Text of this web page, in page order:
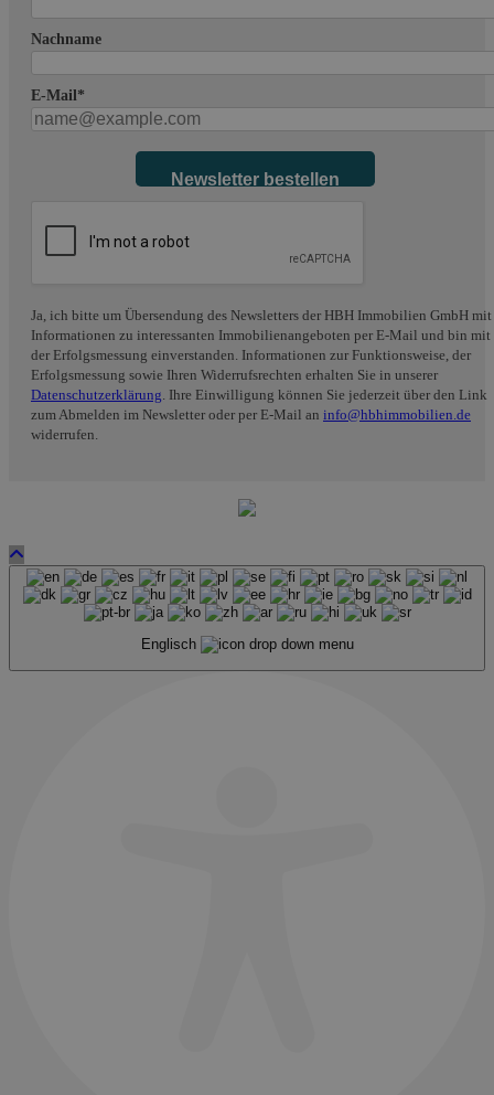
Nachname
E-Mail*
Newsletter bestellen
Ja, ich bitte um Übersendung des Newsletters der HBH Immobilien GmbH mit
Informationen zu interessanten Immobilienangeboten per E-Mail und bin mit
der Erfolgsmessung einverstanden. Informationen zur Funktionsweise, der
Erfolgsmessung sowie Ihren Widerrufsrechten erhalten Sie in unserer
Datenschutzerklärung. Ihre Einwilligung können Sie jederzeit über den Link
zum Abmelden im Newsletter oder per E-Mail an info@hbhimmobilien.de
widerrufen.
Englisch